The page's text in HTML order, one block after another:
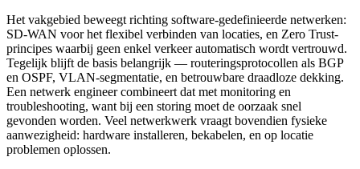
Het vakgebied beweegt richting software-gedefinieerde netwerken:
SD-WAN voor het flexibel verbinden van locaties, en Zero Trust-
principes waarbij geen enkel verkeer automatisch wordt vertrouwd.
Tegelijk blijft de basis belangrijk — routeringsprotocollen als BGP
en OSPF, VLAN-segmentatie, en betrouwbare draadloze dekking.
Een netwerk engineer combineert dat met monitoring en
troubleshooting, want bij een storing moet de oorzaak snel
gevonden worden. Veel netwerkwerk vraagt bovendien fysieke
aanwezigheid: hardware installeren, bekabelen, en op locatie
problemen oplossen.